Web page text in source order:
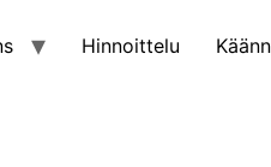
Hinnoittelu